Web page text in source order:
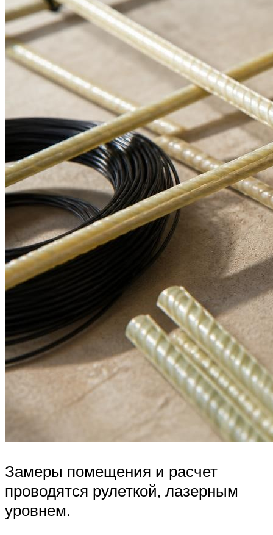
Замеры помещения и расчет
проводятся рулеткой, лазерным
уровнем.